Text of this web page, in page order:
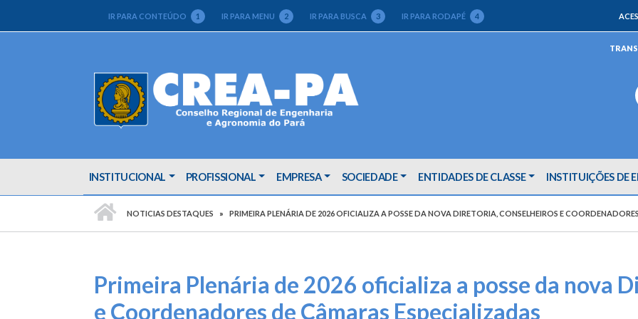
IR PARA CONTEÚDO 1 IR PARA MENU 2 IR PARA BUSCA 3 IR PARA RODAPÉ 4
INSTITUCIONAL PROFISSIONAL EMPRESA SOCIEDADE ENTIDADES DE CLASSE INSTITUIÇÕES DE
NOTICIAS DESTAQUES PRIMEIRA PLENÁRIA DE 2026 OFICIALIZA A POSSE DA NOVA DIRETORIA, CONSELHEIROS E
Primeira Plenária de 2026 oficializa a posse da nova
e Coordenadores de Câmaras Especializadas